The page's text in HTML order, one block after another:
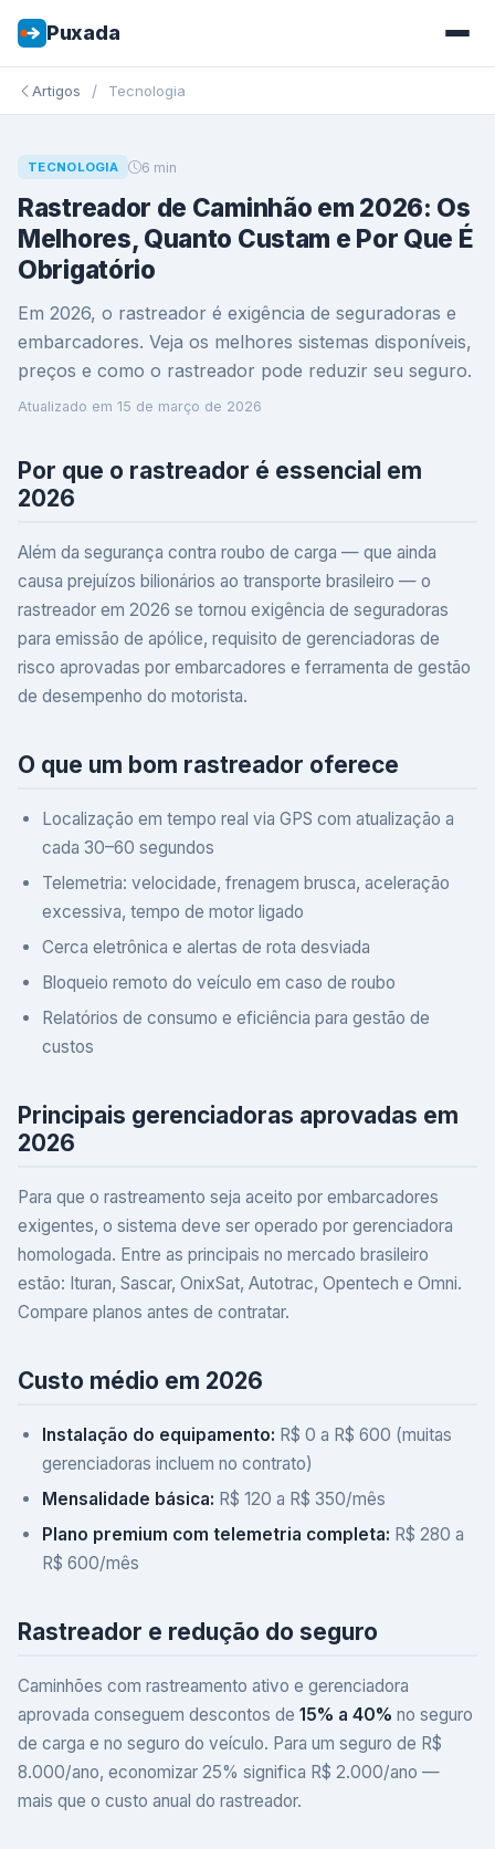
Puxada
Artigos / Tecnologia
TECNOLOGIA 6 min
Rastreador de Caminhão em 2026: Os
Melhores, Quanto Custam e Por Que É
Obrigatório
Em 2026, o rastreador é exigência de seguradoras e
embarcadores. Veja os melhores sistemas disponíveis,
preços e como o rastreador pode reduzir seu seguro.
Atualizado em 15 de março de 2026
Por que o rastreador é essencial em
2026
Além da segurança contra roubo de carga — que ainda
causa prejuízos bilionários ao transporte brasileiro — o
rastreador em 2026 se tornou exigência de seguradoras
para emissão de apólice, requisito de gerenciadoras de
risco aprovadas por embarcadores e ferramenta de gestão
de desempenho do motorista.
O que um bom rastreador oferece
Localização em tempo real via GPS com atualização a
cada 30–60 segundos
Telemetria: velocidade, frenagem brusca, aceleração
excessiva, tempo de motor ligado
Cerca eletrônica e alertas de rota desviada
Bloqueio remoto do veículo em caso de roubo
Relatórios de consumo e eficiência para gestão de
custos
Principais gerenciadoras aprovadas em
2026
Para que o rastreamento seja aceito por embarcadores
exigentes, o sistema deve ser operado por gerenciadora
homologada. Entre as principais no mercado brasileiro
estão: Ituran, Sascar, OnixSat, Autotrac, Opentech e Omni.
Compare planos antes de contratar.
Custo médio em 2026
Instalação do equipamento: R$ 0 a R$ 600 (muitas
gerenciadoras incluem no contrato)
Mensalidade básica: R$ 120 a R$ 350/mês
Plano premium com telemetria completa: R$ 280 a
R$ 600/mês
Rastreador e redução do seguro
Caminhões com rastreamento ativo e gerenciadora
aprovada conseguem descontos de 15% a 40% no seguro
de carga e no seguro do veículo. Para um seguro de R$
8.000/ano, economizar 25% significa R$ 2.000/ano —
mais que o custo anual do rastreador.